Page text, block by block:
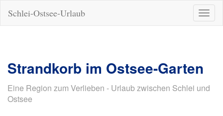
ein-/
Schlei-Ostsee-Urlaub
Strandkorb im Ostsee-Garten
Eine Region zum Verlieben - Urlaub zwischen Schlei und
Ostsee